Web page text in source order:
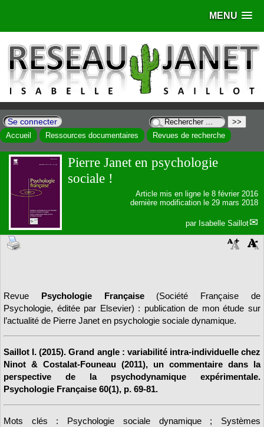
MENU
Se connecter
Accueil Ressources documentaires Revues de recherche
Pierre Janet en psychologie
sociale !
Article mis en ligne le 8 février 2016
dernière modification le 29 mars 2018
par Isabelle Saillot
Revue Psychologie Française(Société Française de
Psychologie, éditée par Elsevier) : publication de mon étude sur
l’actualité de Pierre Janet en psychologie sociale dynamique.
Saillot I. (2015). Grand angle : variabilité intra-individuelle chez
Ninot & Costalat-Founeau (2011), un commentaire dans la
perspective de la psychodynamique expérimentale.
Psychologie Française 60(1), p. 69-81.
Mots clés : Psychologie sociale dynamique ; Systèmes